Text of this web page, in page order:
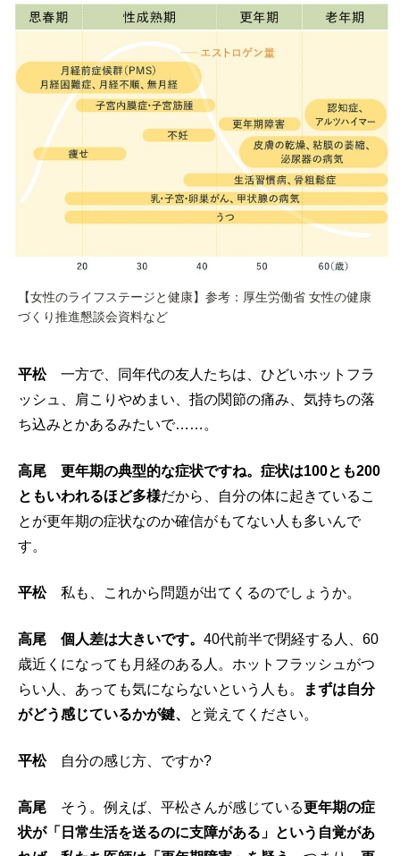
【女性のライフステージと健康】参考：厚生労働省 女性の健康
づくり推進懇談会資料など
平松一方で、同年代の友人たちは、ひどいホットフラ
ッシュ、肩こりやめまい、指の関節の痛み、気持ちの落
ち込みとかあるみたいで……。
高尾
更年期の典型的な症状ですね。症状は100とも200
ともいわれるほど多様だから、自分の体に起きているこ
とが更年期の症状なのか確信がもてない人も多いんで
す。
平松私も、これから問題が出てくるのでしょうか。
高尾 個人差は大きいです。 40代前半で閉経する人、60
歳近くになっても月経のある人。ホットフラッシュがつ
らい人、あっても気にならないという人も。
まずは自分
がどう感じているかが鍵、
と覚えてください。
平松自分の感じ方、ですか?
高尾 そう。例えば、平松さんが感じている更年期の症
状が「日常生活を送るのに支障がある」という自覚があ